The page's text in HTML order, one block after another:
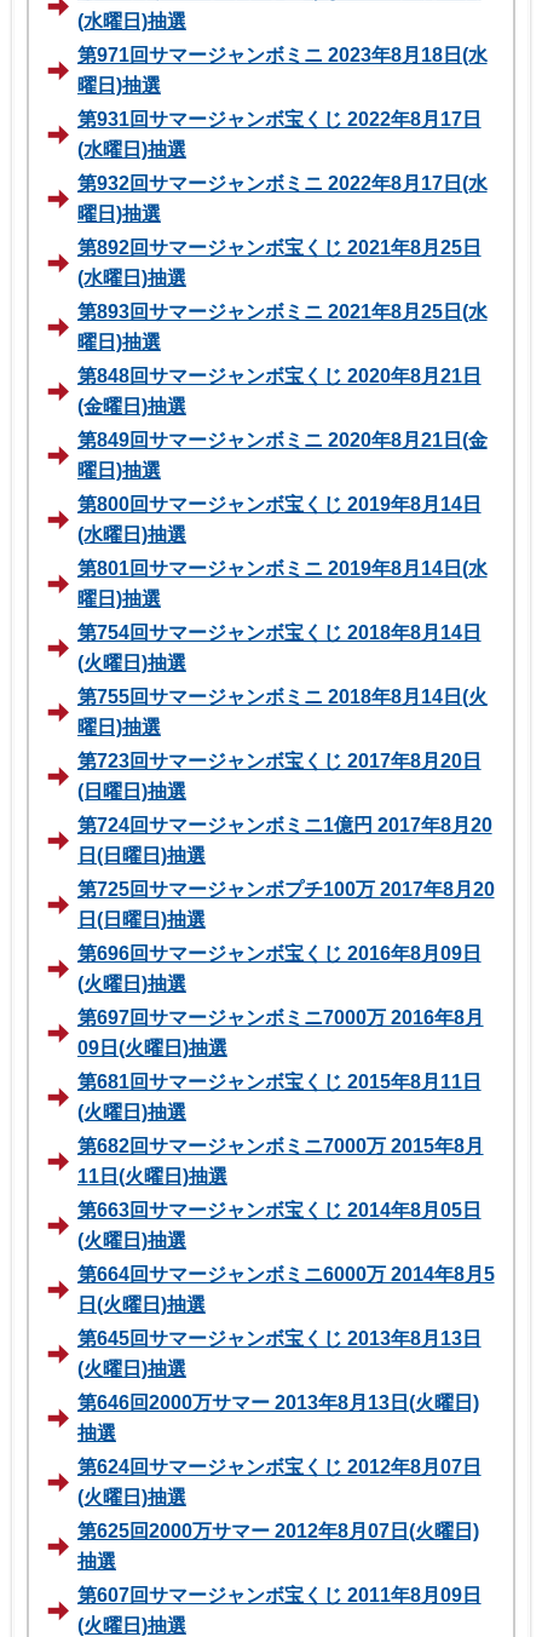
(水曜日)抽選
第971回サマージャンボミニ 2023年8月18日(水
曜日)抽選
第931回サマージャンボ宝くじ 2022年8月17日
(水曜日)抽選
第932回サマージャンボミニ 2022年8月17日(水
曜日)抽選
第892回サマージャンボ宝くじ 2021年8月25日
(水曜日)抽選
第893回サマージャンボミニ 2021年8月25日(水
曜日)抽選
第848回サマージャンボ宝くじ 2020年8月21日
(金曜日)抽選
第849回サマージャンボミニ 2020年8月21日(金
曜日)抽選
第800回サマージャンボ宝くじ 2019年8月14日
(水曜日)抽選
第801回サマージャンボミニ 2019年8月14日(水
曜日)抽選
第754回サマージャンボ宝くじ 2018年8月14日
(火曜日)抽選
第755回サマージャンボミニ 2018年8月14日(火
曜日)抽選
第723回サマージャンボ宝くじ 2017年8月20日
(日曜日)抽選
第724回サマージャンボミニ1億円 2017年8月20
日(日曜日)抽選
第725回サマージャンボプチ100万 2017年8月20
日(日曜日)抽選
第696回サマージャンボ宝くじ 2016年8月09日
(火曜日)抽選
第697回サマージャンボミニ7000万 2016年8月
09日(火曜日)抽選
第681回サマージャンボ宝くじ 2015年8月11日
(火曜日)抽選
第682回サマージャンボミニ7000万 2015年8月
11日(火曜日)抽選
第663回サマージャンボ宝くじ 2014年8月05日
(火曜日)抽選
第664回サマージャンボミニ6000万 2014年8月5
日(火曜日)抽選
第645回サマージャンボ宝くじ 2013年8月13日
(火曜日)抽選
第646回2000万サマー 2013年8月13日(火曜日)
抽選
第624回サマージャンボ宝くじ 2012年8月07日
(火曜日)抽選
第625回2000万サマー 2012年8月07日(火曜日)
抽選
第607回サマージャンボ宝くじ 2011年8月09日
(火曜日)抽選